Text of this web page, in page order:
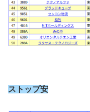
ストップ安